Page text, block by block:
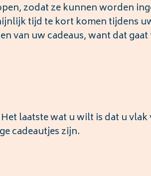
zodat ze kunnen worden
tijd te kort komen tijdens
van uw cadeaus, want dat gaat
laatste wat u wilt is dat u
cadeautjes zijn.